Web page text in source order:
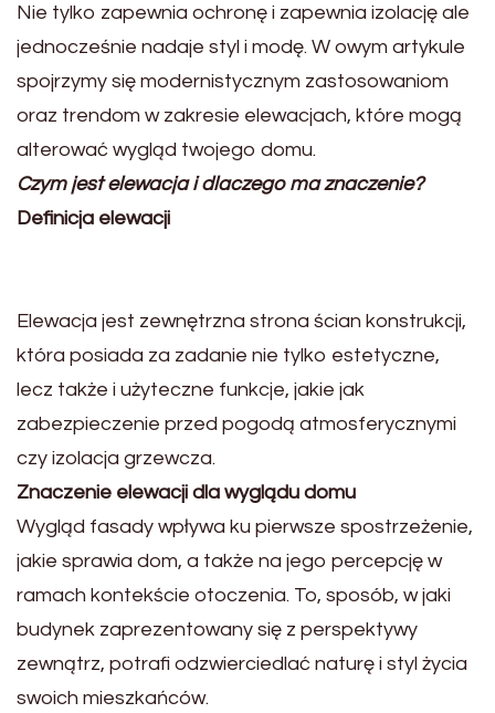
Nie tylko zapewnia ochronę i zapewnia izolację ale
jednocześnie nadaje styl i modę. W owym artykule
spojrzymy się modernistycznym zastosowaniom
oraz trendom w zakresie elewacjach, które mogą
alterować wygląd twojego domu.
Czym jest elewacja i dlaczego ma znaczenie?
Definicja elewacji
Elewacja jest zewnętrzna strona ścian konstrukcji,
która posiada za zadanie nie tylko estetyczne,
lecz także i użyteczne funkcje, jakie jak
zabezpieczenie przed pogodą atmosferycznymi
czy izolacja grzewcza.
Znaczenie elewacji dla wyglądu domu
Wygląd fasady wpływa ku pierwsze spostrzeżenie,
jakie sprawia dom, a także na jego percepcję w
ramach kontekście otoczenia. To, sposób, w jaki
budynek zaprezentowany się z perspektywy
zewnątrz, potrafi odzwierciedlać naturę i styl życia
swoich mieszkańców.